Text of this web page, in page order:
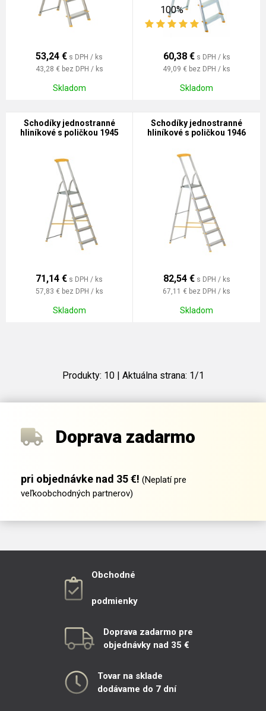
53,24 € s DPH / ks
43,28 € bez DPH / ks
Skladom
100%
60,38 € s DPH / ks
49,09 € bez DPH / ks
Skladom
Schodíky jednostranné
hliníkové s poličkou 1945
71,14 € s DPH / ks
57,83 € bez DPH / ks
Skladom
Schodíky jednostranné
hliníkové s poličkou 1946
82,54 € s DPH / ks
67,11 € bez DPH / ks
Skladom
Produkty: 10| Aktuálna strana: 1/1
Doprava zadarmo
pri objednávke nad 35 €! (Neplatí pre
veľkoobchodných partnerov)
Obchodné
podmienky
Doprava zadarmo pre
objednávky nad 35 €
Tovar na sklade
dodávame do 7 dní